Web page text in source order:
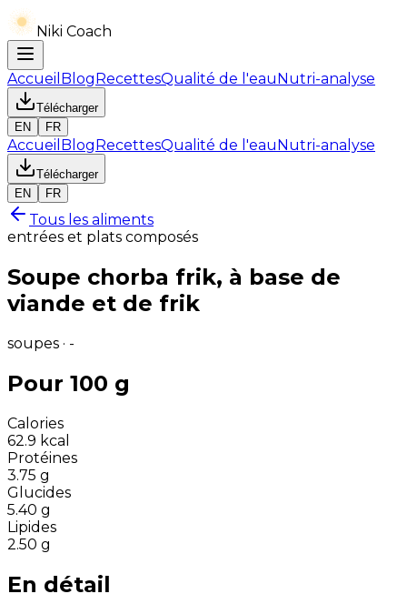
Niki Coach
Accueil BlogRecettesQualité de l'eauNutri-analyse
Télécharger
EN
FR
Accueil BlogRecettesQualité de l'eauNutri-analyse
Télécharger
EN
FR
Tous les aliments
entrées et plats composés
Soupe chorba frik, à base de
viande et de frik
soupes · -
Pour 100 g
Calories
62.9 kcal
Protéines
3.75 g
Glucides
5.40 g
Lipides
2.50 g
En détail